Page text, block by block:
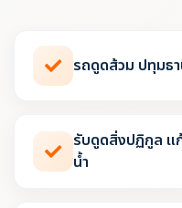
รถดูดส้วม ปทุมธ
รับดูดสิ่งปฏิกูล แ
น้ำ